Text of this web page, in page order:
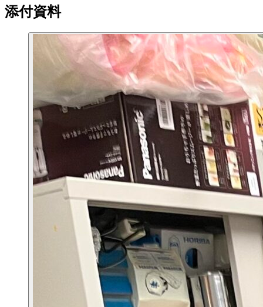
添付資料